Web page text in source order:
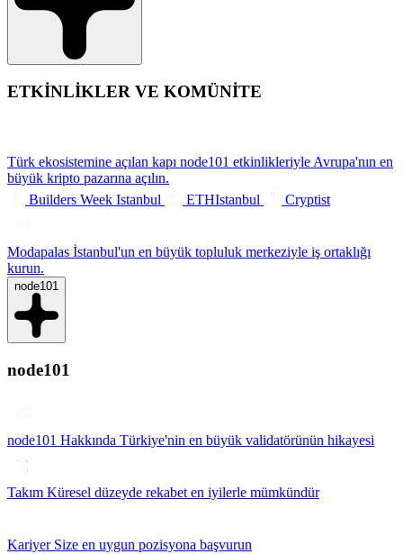
ETKİNLİKLER VE KOMÜNİTE
Türk ekosistemine açılan kapı node101 etkinlikleriyle Avrupa'nın en
büyük kripto pazarına açılın.
Builders Week Istanbul
ETHIstanbul Cryptist
Modapalas İstanbul'un en büyük topluluk merkeziyle iş ortaklığı
kurun.
node101
node101
node101 Hakkında Türkiye'nin en büyük validatörünün hikayesi
Takım Küresel düzeyde rekabet en iyilerle mümkündür
Kariyer Size en uygun pozisyona başvurun